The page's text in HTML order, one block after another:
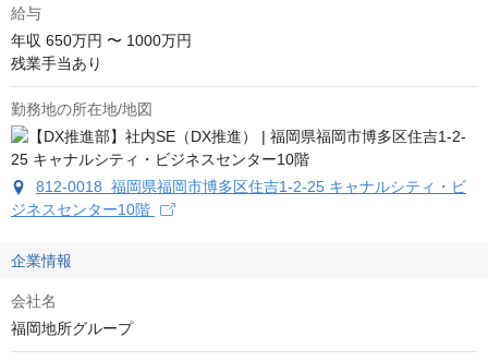
給与
年収 650万円 〜 1000万円
残業手当あり
勤務地の所在地/地図
812-0018 福岡県福岡市博多区住吉1-2-25 キャナルシティ・ビ
ジネスセンター10階
企業情報
会社名
福岡地所グループ